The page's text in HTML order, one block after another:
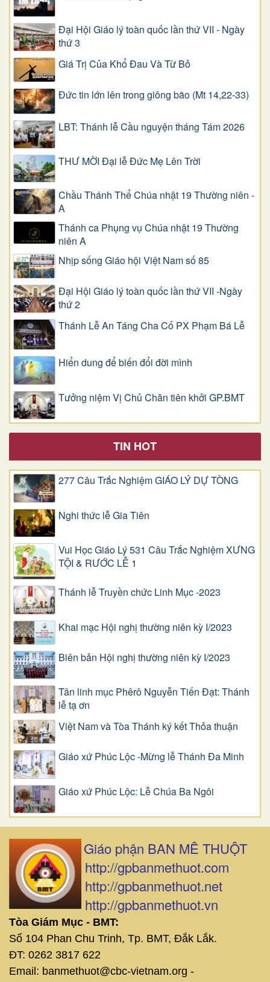
Đại Hội Giáo lý toàn quốc lần thứ VII - Ngày
thứ 3
Giá Trị Của Khổ Ðau Và Từ Bỏ
Đức tin lớn lên trong giông bão (Mt 14,22-33)
LBT: Thánh lễ Cầu nguyện tháng Tám 2026
THƯ MỜI Đại lễ Đức Mẹ Lên Trời
Chầu Thánh Thể Chúa nhật 19 Thường niên -
A
Thánh ca Phụng vụ Chúa nhật 19 Thường
niên A
Nhịp sống Giáo hội Việt Nam số 85
Đại Hội Giáo lý toàn quốc lần thứ VII -Ngày
thứ 2
Thánh Lễ An Táng Cha Cố PX Phạm Bá Lễ
Hiển dung để biến đổi đời mình
Tưởng niệm Vị Chủ Chăn tiên khởi GP.BMT
TIN HOT
277 Câu Trắc Nghiệm GIÁO LÝ DỰ TÒNG
Nghi thức lễ Gia Tiên
Vui Học Giáo Lý 531 Câu Trắc Nghiệm XƯNG
TỘI & RƯỚC LỄ 1
Thánh lễ Truyền chức Linh Mục -2023
Khai mạc Hội nghị thường niên kỳ I/2023
Biên bản Hội nghị thường niên kỳ I/2023
Tân linh mục Phêrô Nguyễn Tiến Đạt: Thánh
lễ tạ ơn
Việt Nam và Tòa Thánh ký kết Thỏa thuận
Giáo xứ Phúc Lộc -Mừng lễ Thánh Đa Minh
Giáo xứ Phúc Lộc: Lễ Chúa Ba Ngôi
Giáo phận BAN MÊ THUỘT
http://gpbanmethuot.com
http://gpbanmethuot.net
http://gpbanmethuot.vn
Tòa Giám Mục - BMT:
Số 104 Phan Chu Trinh, Tp. BMT, Đắk Lắk.
ĐT: 0262 3817 622
Email: banmethuot@cbc-vietnam.org -